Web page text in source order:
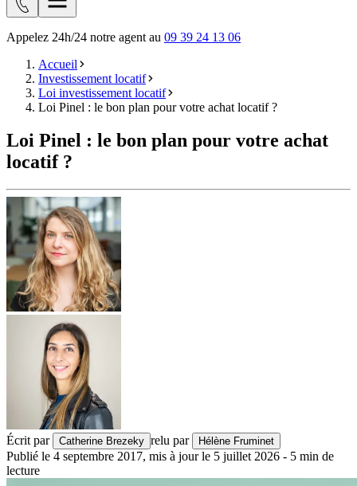
Appelez 24h/24 notre agent au 09 39 24 13 06
Accueil
Investissement locatif
Loi investissement locatif
Loi Pinel : le bon plan pour votre achat locatif ?
Loi Pinel : le bon plan pour votre achat
locatif ?
Écrit par Catherine Brezeky relu par Hélène Fruminet
Publié le 4 septembre 2017, mis à jour le 5 juillet 2026 - 5 min de
lecture